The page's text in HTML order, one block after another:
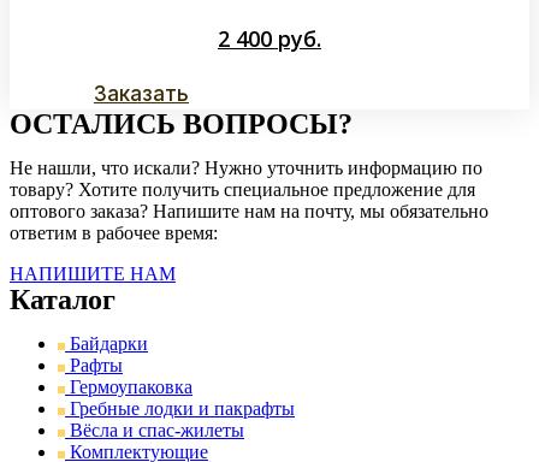
2 400 руб.
Заказать
ОСТАЛИСЬ ВОПРОСЫ?
Не нашли, что искали? Нужно уточнить информацию по
товару? Хотите получить специальное предложение для
оптового заказа? Напишите нам на почту, мы обязательно
ответим в рабочее время:
НАПИШИТЕ НАМ
Каталог
Байдарки
Рафты
Гермоупаковка
Гребные лодки и пакрафты
Вёсла и спас-жилеты
Комплектующие